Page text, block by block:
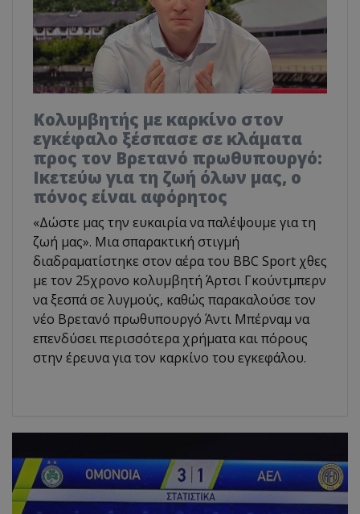
Κολυμβητής με καρκίνο στον
εγκέφαλο ξέσπασε σε κλάματα
προς τον Βρετανό πρωθυπουργό:
Ικετεύω για τη ζωή όλων μας, ο
πόνος είναι αφόρητος
«Δώστε μας την ευκαιρία να παλέψουμε για τη
ζωή μας». Μια σπαρακτική στιγμή
διαδραματίστηκε στον αέρα του BBC Sport χθες
με τον 25χρονο κολυμβητή Άρτσι Γκούντμπερν
να ξεσπά σε λυγμούς, καθώς παρακαλούσε τον
νέο Βρετανό πρωθυπουργό Άντι Μπέρναμ να
επενδύσει περισσότερα χρήματα και πόρους
στην έρευνα για τον καρκίνο του εγκεφάλου.